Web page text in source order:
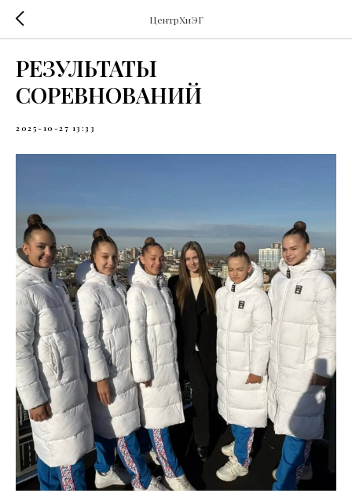
ЦентрХиЭГ
РЕЗУЛЬТАТЫ
СОРЕВНОВАНИЙ
2025-10-27 13:33